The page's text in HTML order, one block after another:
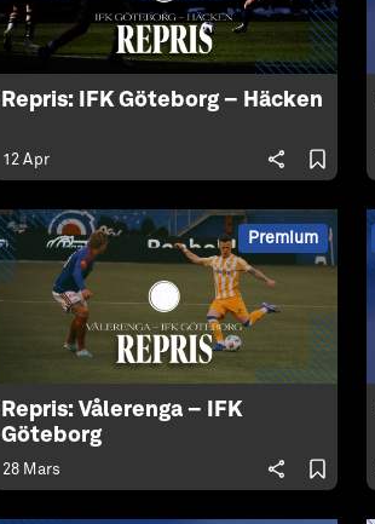
Repris: IFK Göteborg – Häcken
12 Apr
Premium
Repris: Vålerenga – IFK
Göteborg
28 Mars